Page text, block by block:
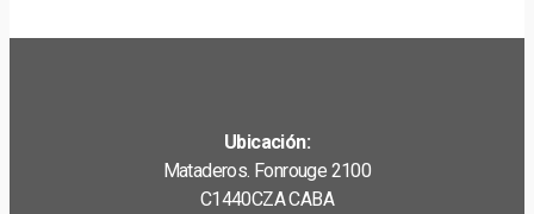
Ubicación:
Mataderos. Fonrouge 2100
C1440CZA CABA